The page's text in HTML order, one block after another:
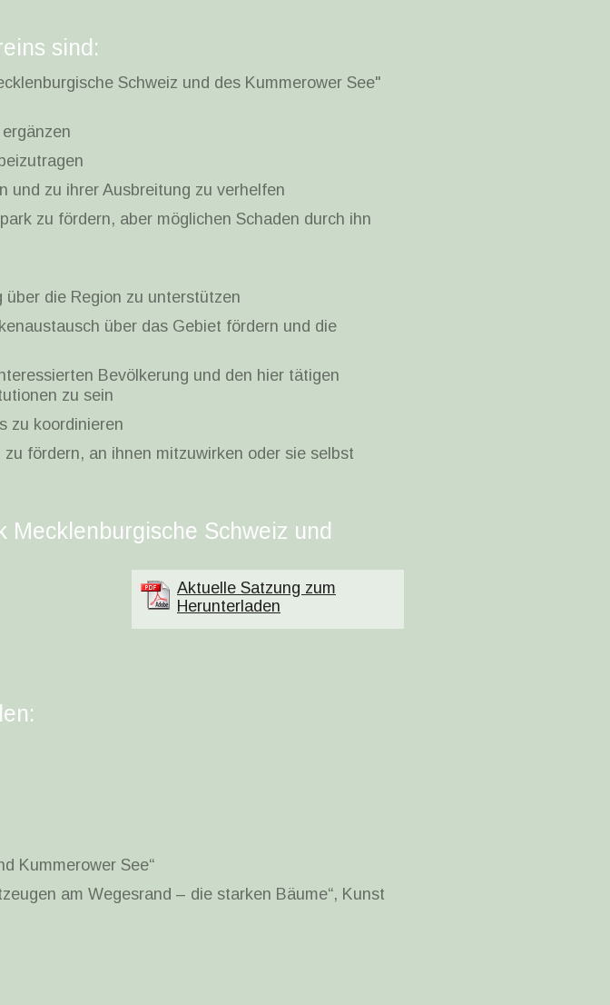
sind:
Schweiz und des Kummerower See"
und zu ihrer Ausbreitung zu verhelfen
zu fördern, aber möglichen Schaden durch ihn
die Region zu unterstützen
über das Gebiet fördern und die
Bevölkerung und den hier tätigen
zu sein
zu koordinieren
fördern, an ihnen mitzuwirken oder sie selbst
Schweiz und
Aktuelle Satzung zum
Herunterladen
Kummerower See“
am Wegesrand – die starken Bäume“, Kunst